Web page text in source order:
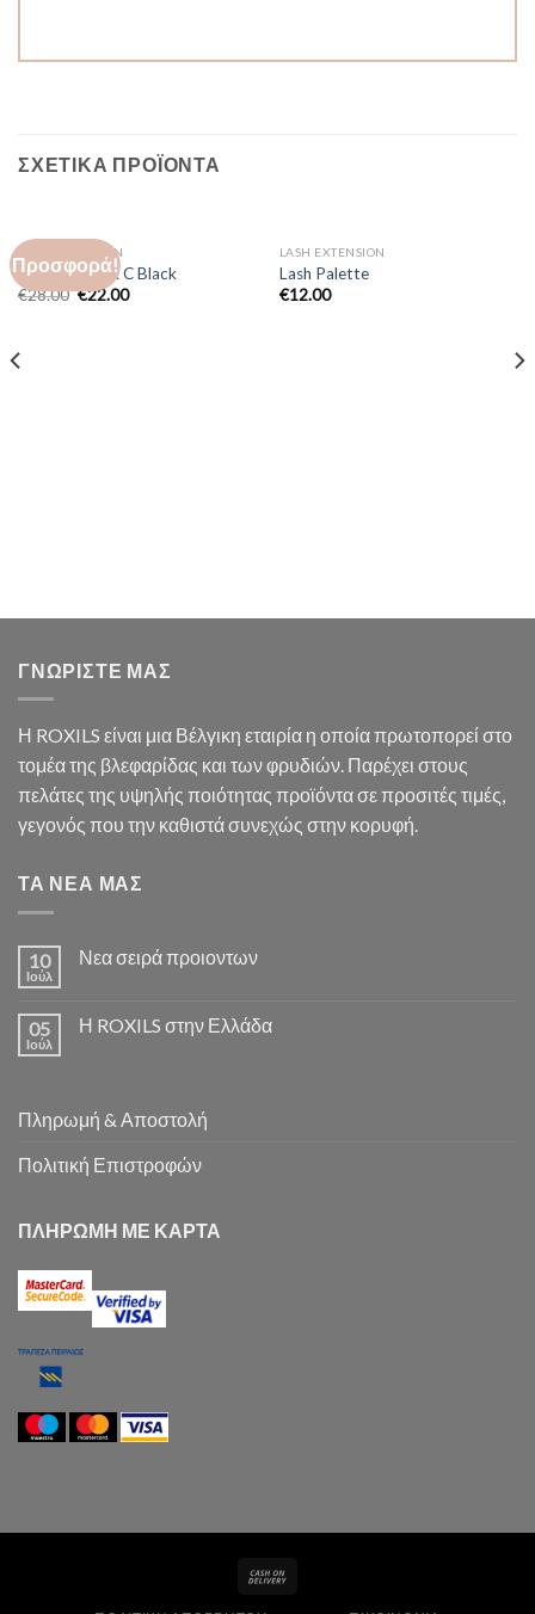
ΣΧΕΤΙΚΆ ΠΡΟΪΌΝΤΑ
Προσφορά!
LASH EXTENSION
Collection Silk C Black
€28.00 €22.00
LASH EXTENSION
Lash Palette
€12.00
ΓΝΩΡΙΣΤΕ ΜΑΣ
Η ROXILS είναι μια Βέλγικη εταιρία η οποία πρωτοπορεί στο
τομέα της βλεφαρίδας και των φρυδιών. Παρέχει στους
πελάτες της υψηλής ποιότητας προϊόντα σε προσιτές τιμές,
γεγονός που την καθιστά συνεχώς στην κορυφή.
ΤΑ ΝΕΑ ΜΑΣ
10
Ιούλ
Νεα σειρά προιοντων
05
Ιούλ
Η ROXILS στην Ελλάδα
Πληρωμή & Αποστολή
Πολιτική Επιστροφών
ΠΛΗΡΩΜΗ ΜΕ ΚΑΡΤΑ